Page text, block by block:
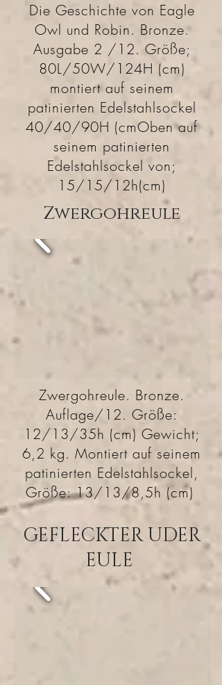
Zwergohreule
GEFLECKTER UDER
EULE
Die Geschichte von Eagle
Owl und Robin. Bronze.
Ausgabe 2 /12. Größe;
80L/50W/124H (cm)
montiert auf seinem
patinierten Edelstahlsockel
40/40/90H (cmOben auf
seinem patinierten
Edelstahlsockel von;
15/15/12h(cm)
Zwergohreule. Bronze.
Auflage/12. Größe:
12/13/35h (cm) Gewicht;
6,2 kg. Montiert auf seinem
patinierten Edelstahlsockel,
Größe: 13/13/8,5h (cm)